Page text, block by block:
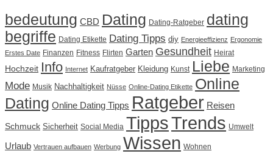
bedeutung CBD Dating Dating-Ratgeber dating
begriffe Dating Etikette Dating Tipps diy Energieeffizienz Ergonomie
Erstes Date Finanzen Fitness Flirten Garten Gesundheit Heirat
Hochzeit Info Internet Kaufratgeber Kleidung Kunst Liebe Marketing
Mode Musik Nachhaltigkeit Nüsse Online-Dating Etikette Online
Dating Online Dating Tipps Ratgeber Reisen
Schmuck Sicherheit Social Media TippsTrends Umwelt
Urlaub Vertrauen aufbauen Werbung Wissen Wohnen